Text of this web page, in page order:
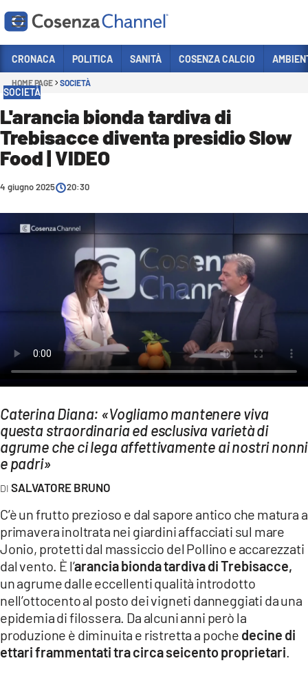
Sezioni
CRONACA
POLITICA
COSENZA CALCIO
ECONOMIA E LAVORO
SANITÀ
AMBIENTE
Streaming
LAC TV
LAC ONAIR
LaC
Network
LACPLAY.IT
LACTV.IT
LACONAIR.IT
LACITYMAG.IT
ILREGGINO.IT
COSENZACHANNEL.IT
ILVIBONESE.IT
CRONACA POLITICA SANITÀ COSENZA CALCIO
HOME PAGE SOCIETÀ
SOCIETÀ
L'arancia bionda tardiva di
Trebisacce diventa presidio Slow
Food | VIDEO
4 giugno 2025 20:30
Caterina Diana: «Vogliamo mantenere viva
questa straordinaria ed esclusiva varietà di
agrume che ci lega affettivamente ai nostri nonni
e padri»
SALVATORE BRUNO
C’è un frutto prezioso e dal sapore antico che matura a
primavera inoltrata nei giardini affacciati sul mare
Jonio, protetti dal massiccio del Pollino e accarezzati
dal vento. È l’arancia bionda tardiva di Trebisacce,
un agrume dalle eccellenti qualità introdotto
nell’ottocento al posto dei vigneti danneggiati da una
epidemia di filossera. Da alcuni anni però la
produzione è diminuita e ristretta a poche decine di
ettari frammentati tra circa seicento proprietari.